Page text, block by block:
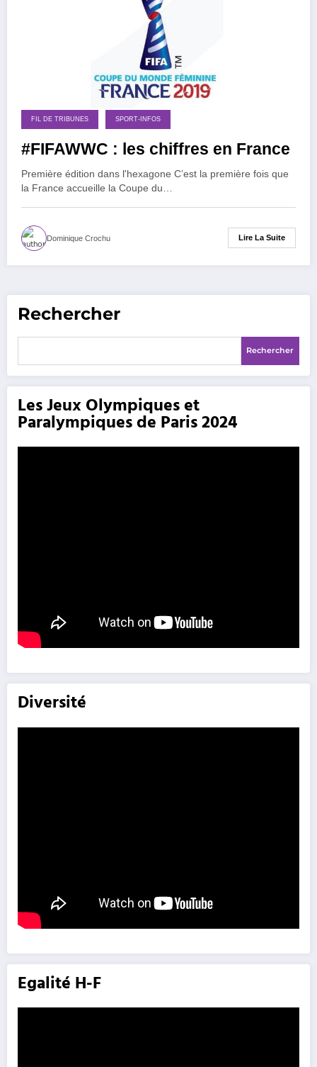
FIL DE TRIBUNES SPORT-INFOS
#FIFAWWC : les chiffres en France
Première édition dans l'hexagone C’est la première fois que
la France accueille la Coupe du…
Dominique Crochu Lire La Suite
Rechercher
Rechercher
Les Jeux Olympiques et
Paralympiques de Paris 2024
Diversité
Egalité H-F